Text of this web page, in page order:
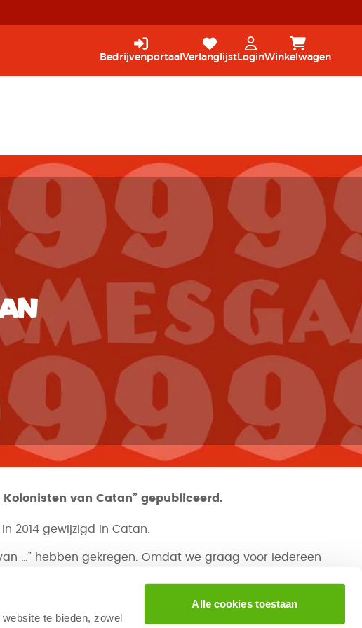
te bieden, zowel
Alle cookies toestaan
Bedrijvenportaal Verlanglijst LoginWinkelwagen
van Catan” gepubliceerd.
2014 gewijzigd in Catan.
…” hebben gekregen. Omdat we graag voor iedereen
een merknaam, waaronder tientallen artikelen vallen.